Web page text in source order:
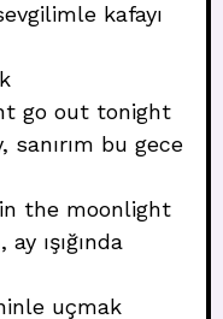
kafayı
go out tonight
bu gece
the moonlight
ışığında
uçmak